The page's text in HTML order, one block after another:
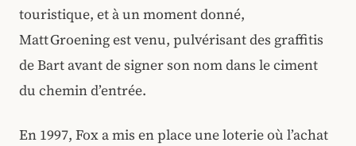
touristique, et à un moment donné,
Matt Groening est venu, pulvérisant des graffitis
de Bart avant de signer son nom dans le ciment
du chemin d’entrée.
En 1997, Fox a mis en place une loterie où l’achat